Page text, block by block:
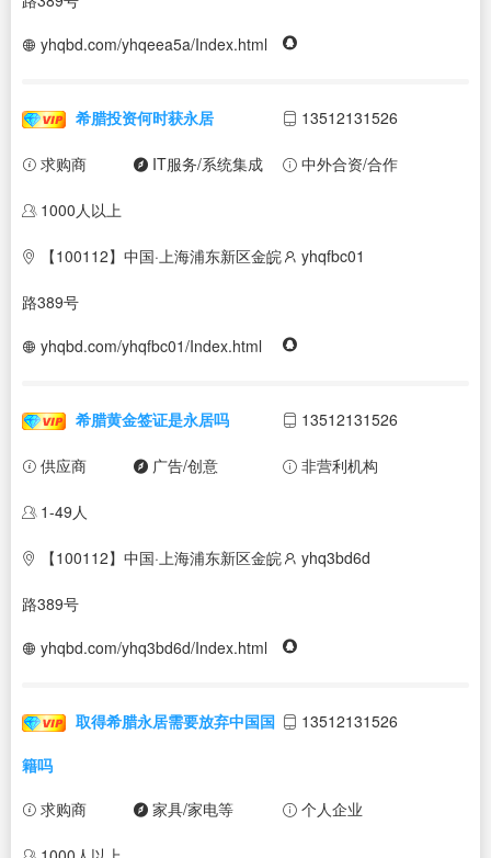
yhqbd.com/yhqeea5a/Index.html
希腊投资何时获永居 13512131526
求购商 IT服务/系统集成 中外合资/合作
1000人以上
【100112】中国·上海浦东新区金皖
路389号
yhqfbc01
yhqbd.com/yhqfbc01/Index.html
希腊黄金签证是永居吗 13512131526
供应商 广告/创意 非营利机构
1-49人
【100112】中国·上海浦东新区金皖
路389号
yhq3bd6d
yhqbd.com/yhq3bd6d/Index.html
取得希腊永居需要放弃中国国
籍吗
13512131526
求购商 家具/家电等 个人企业